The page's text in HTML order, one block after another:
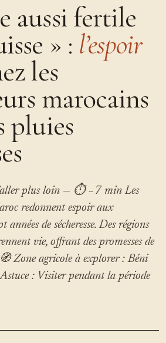
aussi fertile
» : l’espoir
les
marocains
pluies
plus loin — ⏱ ~7 min Les
redonnent espoir aux
années de sécheresse. Des régions
vie, offrant des promesses de
Zone agricole à explorer : Béni
: Visiter pendant la période